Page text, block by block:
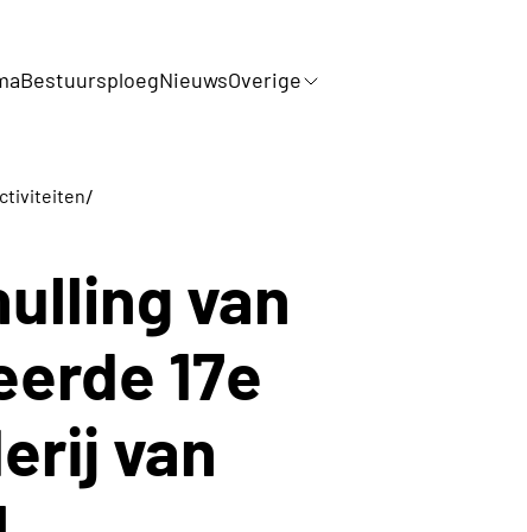
BestuursploegNieuwsOverige
/
van
17e
van